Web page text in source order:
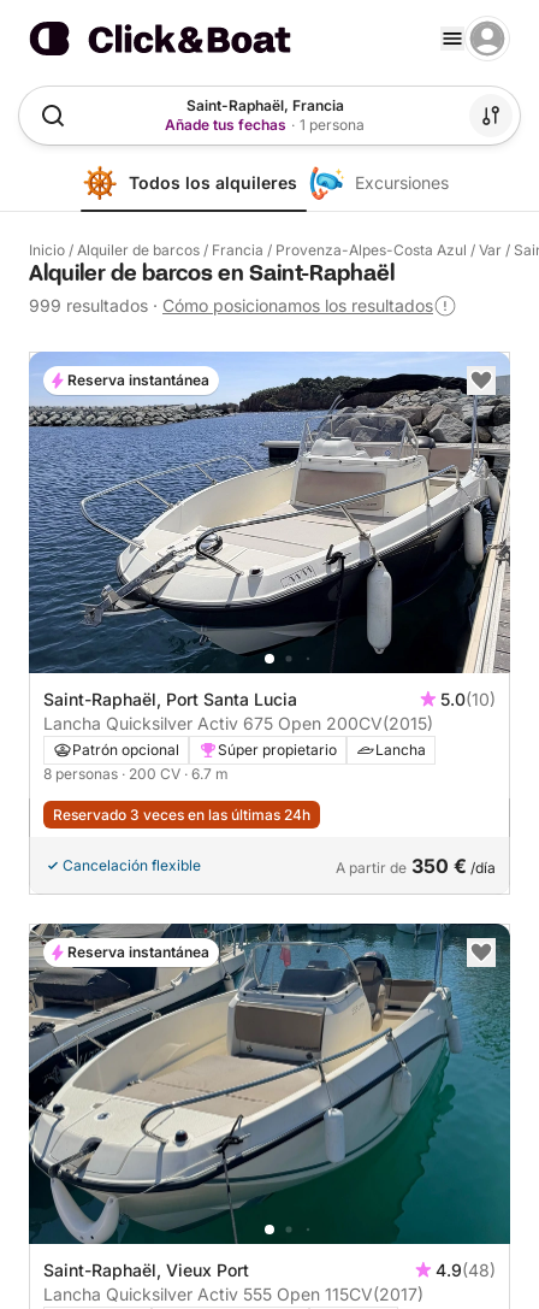
Saint-Raphaël, Francia
Añade tus fechas · 1 persona
Todos los alquileres Excursiones
Inicio / Alquiler de barcos / Francia / Provenza-Alpes-Costa Azul / Var /
Alquiler de barcos en Saint-Raphaël
999 resultados · Cómo posicionamos los resultados
Saint-Raphaël, Port Santa Lucia 5.0(10)
Lancha Quicksilver Activ 675 Open 200CV(2015)
Patrón opcional Súper propietario
Lancha
8 personas · 200 CV · 6.7 m
Reservado 3 veces en las últimas 24h
Cancelación flexible A partir de 350 € /día
Reserva instantánea
Saint-Raphaël, Vieux Port 4.9(48)
Lancha Quicksilver Activ 555 Open 115CV(2017)
Reserva instantánea